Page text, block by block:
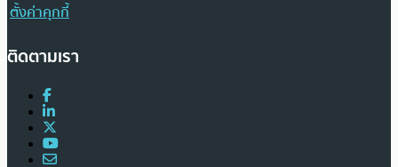
ตั้งค่าคุกกี้
ติดตามเรา